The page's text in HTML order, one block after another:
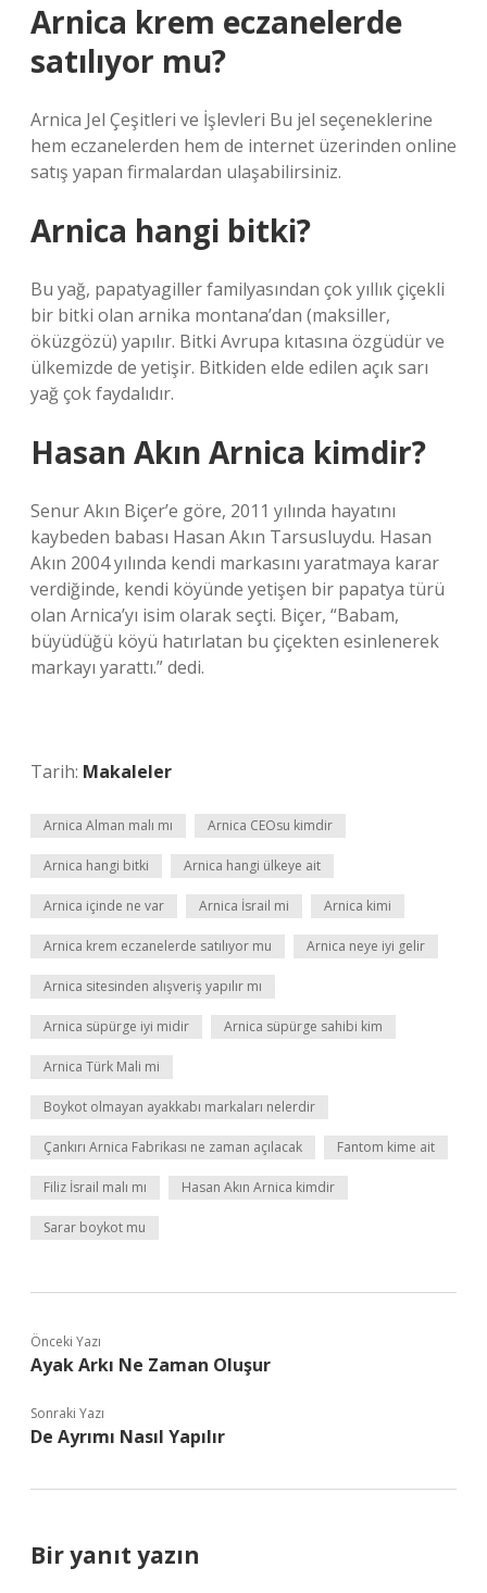
Arnica krem eczanelerde
satılıyor mu?
Arnica Jel Çeşitleri ve İşlevleri Bu jel seçeneklerine
hem eczanelerden hem de internet üzerinden online
satış yapan firmalardan ulaşabilirsiniz.
Arnica hangi bitki?
Bu yağ, papatyagiller familyasından çok yıllık çiçekli
bir bitki olan arnika montana’dan (maksiller,
öküzgözü) yapılır. Bitki Avrupa kıtasına özgüdür ve
ülkemizde de yetişir. Bitkiden elde edilen açık sarı
yağ çok faydalıdır.
Hasan Akın Arnica kimdir?
Senur Akın Biçer’e göre, 2011 yılında hayatını
kaybeden babası Hasan Akın Tarsusluydu. Hasan
Akın 2004 yılında kendi markasını yaratmaya karar
verdiğinde, kendi köyünde yetişen bir papatya türü
olan Arnica’yı isim olarak seçti. Biçer, “Babam,
büyüdüğü köyü hatırlatan bu çiçekten esinlenerek
markayı yarattı.” dedi.
Tarih: Makaleler
Arnica Alman malı mı Arnica CEOsu kimdir
Arnica hangi bitki Arnica hangi ülkeye ait
Arnica içinde ne var Arnica İsrail mi Arnica kimi
Arnica krem eczanelerde satılıyor mu Arnica neye iyi gelir
Arnica sitesinden alışveriş yapılır mı
Arnica süpürge iyi midir Arnica süpürge sahibi kim
Arnica Türk Mali mi
Boykot olmayan ayakkabı markaları nelerdir
Çankırı Arnica Fabrikası ne zaman açılacak Fantom kime ait
Filiz İsrail malı mı Hasan Akın Arnica kimdir
Sarar boykot mu
Önceki Yazı
Ayak Arkı Ne Zaman Oluşur
Sonraki Yazı
De Ayrımı Nasıl Yapılır
Bir yanıt yazın